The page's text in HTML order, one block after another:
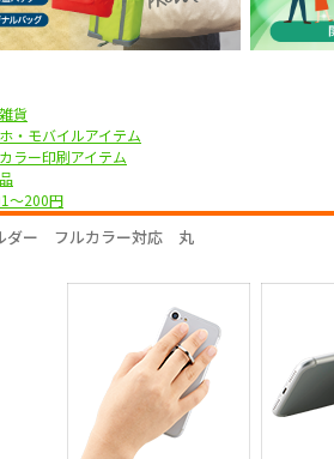
貨
・モバイルアイテム
ラー印刷アイテム
〜200円
ダー フルカラー対応 丸